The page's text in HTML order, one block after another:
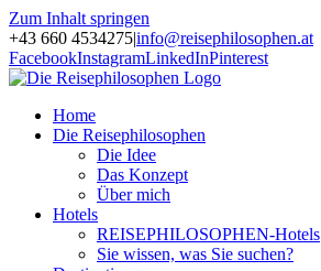
Zum Inhalt springen
+43 660 4534275|info@reisephilosophen.at
FacebookInstagramLinkedInPinterest
Home
Die Reisephilosophen
Die Idee
Das Konzept
Über mich
Hotels
REISEPHILOSOPHEN-Hotels
Sie wissen, was Sie suchen?